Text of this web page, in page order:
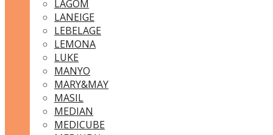
LAGOM
LANEIGE
LEBELAGE
LEMONA
LUKE
MANYO
MARY&MAY
MASIL
MEDIAN
MEDICUBE